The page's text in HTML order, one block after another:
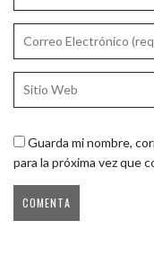
Guarda mi nombre,
para la próxima vez que